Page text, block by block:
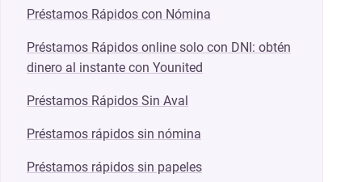
Préstamos Rápidos con Nómina
Préstamos Rápidos online solo con DNI: obtén
dinero al instante con Younited
Préstamos Rápidos Sin Aval
Préstamos rápidos sin nómina
Préstamos rápidos sin papeles